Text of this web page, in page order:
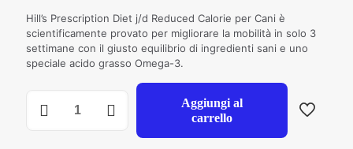
Hill’s Prescription Diet j/d Reduced Calorie per Cani è
scientificamente provato per migliorare la mobilità in solo 3
settimane con il giusto equilibrio di ingredienti sani e uno
speciale acido grasso Omega-3.
Aggiungi al
carrello